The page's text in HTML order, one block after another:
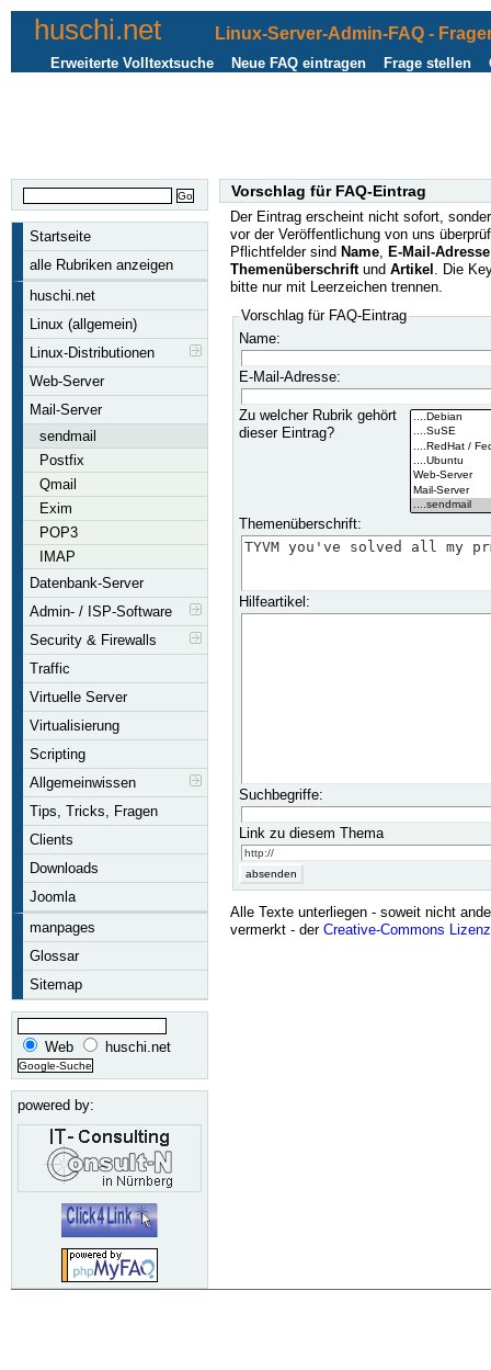
huschi.net Linux-Server-Admin-FAQ -
Frage stellen
Neue FAQ eintragen
Erweiterte Volltextsuche
Startseite
alle Rubriken anzeigen
huschi.net
Linux (allgemein)
Linux-Distributionen
Web-Server
Mail-Server
sendmail
Postfix
Qmail
Exim
POP3
IMAP
Datenbank-Server
Admin- / ISP-Software
Security & Firewalls
Traffic
Virtuelle Server
Virtualisierung
Scripting
Allgemeinwissen
Tips, Tricks, Fragen
Clients
Downloads
Joomla
manpages
Glossar
Sitemap
Web huschi.net
powered by:
Vorschlag für FAQ-Eintrag
Der Eintrag erscheint nicht sofort,
vor der Veröffentlichung von uns
Pflichtfelder sind Name, E-Mail-Adresse
Themenüberschriftund Artikel . Die
bitte nur mit Leerzeichen trennen.
Vorschlag für FAQ-Eintrag
Name:
E-Mail-Adresse:
Zu welcher Rubrik gehört
dieser Eintrag?
Themenüberschrift:
Hilfeartikel:
Suchbegriffe:
Link zu diesem Thema
Alle Texte unterliegen - soweit nicht
vermerkt - der Creative-Commons Lizenz